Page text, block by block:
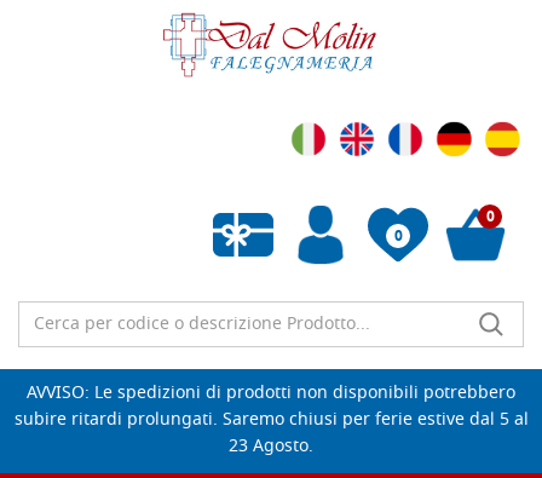
0
Wishlist vuota
0
AVVISO: Le spedizioni di prodotti non disponibili potrebbero
subire ritardi prolungati. Saremo chiusi per ferie estive dal 5 al
23 Agosto.